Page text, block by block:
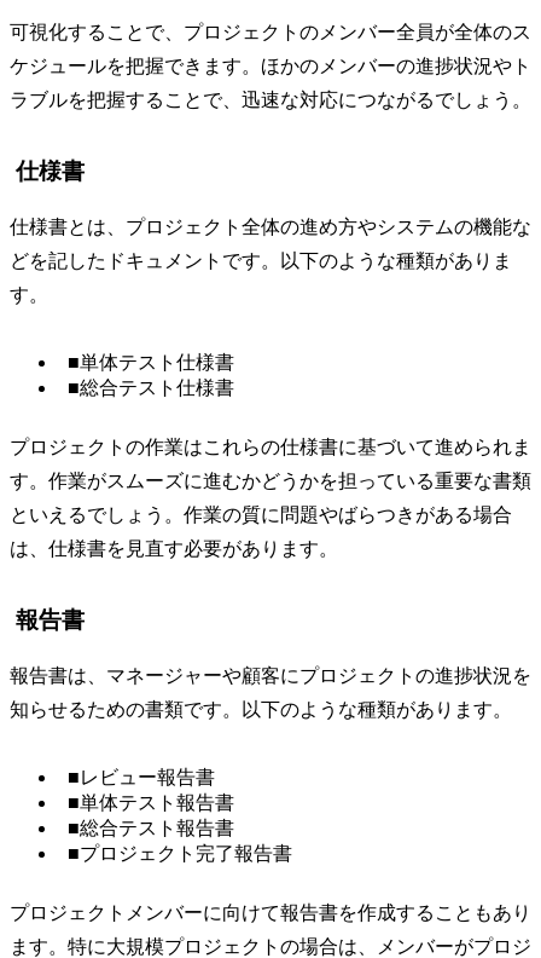
可視化することで、プロジェクトのメンバー全員が全体のス
ケジュールを把握できます。ほかのメンバーの進捗状況やト
ラブルを把握することで、迅速な対応につながるでしょう。
仕様書
仕様書とは、プロジェクト全体の進め方やシステムの機能な
どを記したドキュメントです。以下のような種類がありま
す。
■単体テスト仕様書
■総合テスト仕様書
プロジェクトの作業はこれらの仕様書に基づいて進められま
す。作業がスムーズに進むかどうかを担っている重要な書類
といえるでしょう。作業の質に問題やばらつきがある場合
は、仕様書を見直す必要があります。
報告書
報告書は、マネージャーや顧客にプロジェクトの進捗状況を
知らせるための書類です。以下のような種類があります。
■レビュー報告書
■単体テスト報告書
■総合テスト報告書
■プロジェクト完了報告書
プロジェクトメンバーに向けて報告書を作成することもあり
ます。特に大規模プロジェクトの場合は、メンバーがプロジ